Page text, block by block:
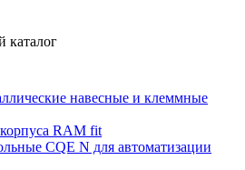
каталог
навесные и клеммные
RAM fit
CQE N для автоматизации